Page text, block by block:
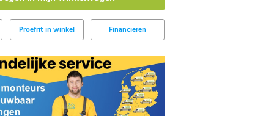
Proefrit in winkel Financieren